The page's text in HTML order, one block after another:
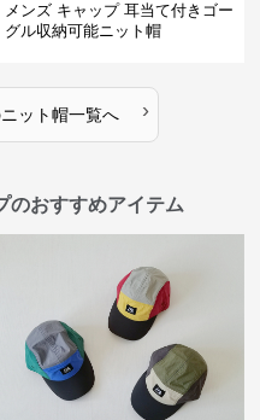
メンズ キャップ 耳当て付きゴー
グル収納可能ニット帽
ニット帽一覧へ ›
のおすすめアイテム